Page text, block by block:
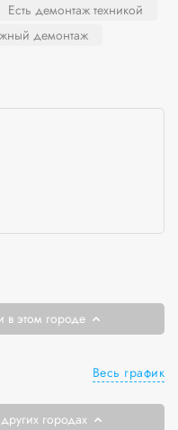
Есть демонтаж техникой
демонтаж
в этом городе
Весь график
городах